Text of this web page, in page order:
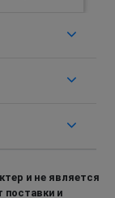
и не является
поставки и